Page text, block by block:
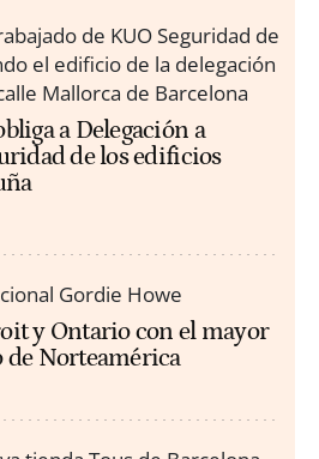
a Delegación a
de los edificios
y Ontario con el mayor
Norteamérica